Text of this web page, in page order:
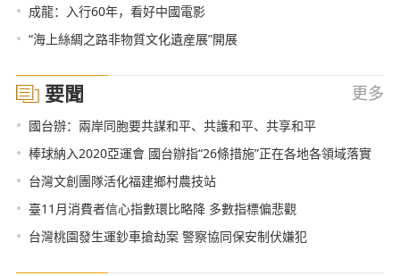
• 成龍：入行60年，看好中國電影
• “海上絲綢之路非物質文化遺産展”開展
要聞 更多
• 國台辦：兩岸同胞要共謀和平、共護和平、共享和平
• 棒球納入2020亞運會 國台辦指“26條措施”正在各地各領域落實
• 台灣文創團隊活化福建鄉村農技站
• 臺11月消費者信心指數環比略降 多數指標偏悲觀
• 台灣桃園發生運鈔車搶劫案 警察協同保安制伏嫌犯